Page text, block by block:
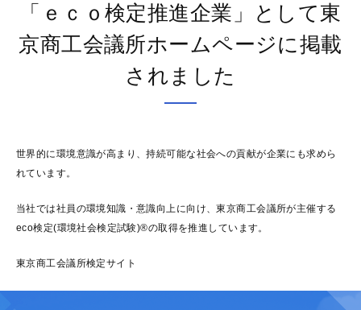
「ｅｃｏ検定推進企業」として東
京商工会議所ホームページに掲載
されました
世界的に環境意識が高まり、持続可能な社会への貢献が企業にも求めら
れています。
当社では社員の環境知識・意識向上に向け、東京商工会議所が主催する
eco検定(環境社会検定試験)®の取得を推進しています。
東京商工会議所検定サイト